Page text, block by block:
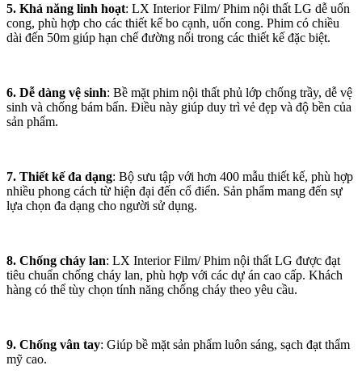
5. Khả năng linh hoạt: LX Interior Film/ Phim nội thất LG dễ uốn
cong, phù hợp cho các thiết kế bo cạnh, uốn cong. Phim có chiều
dài đến 50m giúp hạn chế đường nối trong các thiết kế đặc biệt.
6. Dễ dàng vệ sinh: Bề mặt phim nội thất phủ lớp chống trầy, dễ vệ
sinh và chống bám bẩn. Điều này giúp duy trì vẻ đẹp và độ bền của
sản phẩm.
7. Thiết kế đa dạng: Bộ sưu tập với hơn 400 mẫu thiết kế, phù hợp
nhiều phong cách từ hiện đại đến cổ điển. Sản phẩm mang đến sự
lựa chọn đa dạng cho người sử dụng.
8. Chống cháy lan: LX Interior Film/ Phim nội thất LG được đạt
tiêu chuẩn chống cháy lan, phù hợp với các dự án cao cấp. Khách
hàng có thể tùy chọn tính năng chống cháy theo yêu cầu.
9. Chống vân tay: Giúp bề mặt sản phẩm luôn sáng, sạch đạt thẩm
mỹ cao.